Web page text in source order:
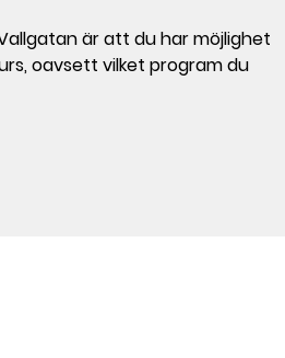
är att du har möjlighet
oavsett vilket program du